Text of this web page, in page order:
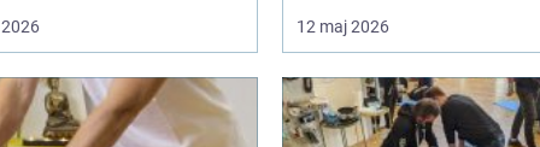
12 maj 2026